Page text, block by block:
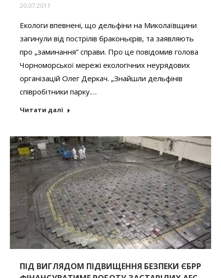
20.07.2011
Екологи впевнені, що дельфіни на Миколаївщини
загинули від пострілів браконьєрів, та заявляють
про „заминання” справи. Про це повідомив голова
Чорноморської мережі екологічних неурядових
організацій Олег Деркач. „Знайшли дельфінів
співробітники парку.…
Читати далі
ПІД ВИГЛЯДОМ ПІДВИЩЕННЯ БЕЗПЕКИ ЄБРР